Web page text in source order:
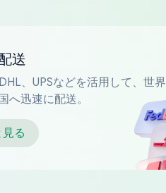
送
、UPSなどを活用して、世界
へ迅速に配送。
見る